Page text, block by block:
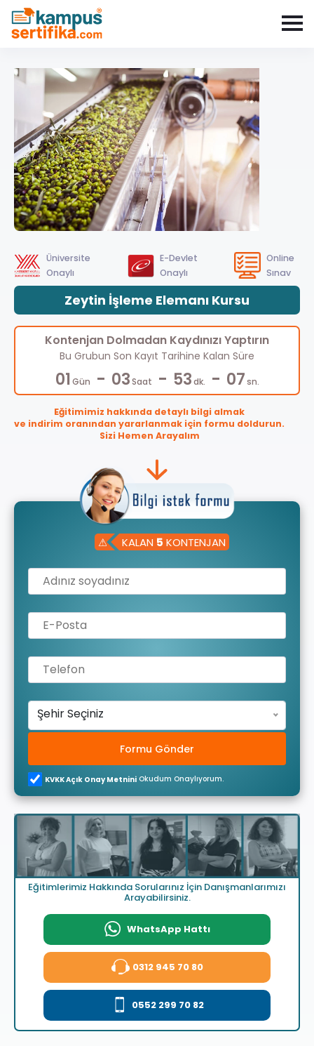
Üniversite
Onaylı
E-Devlet
Onaylı
Online
Sınav
Zeytin İşleme Elemanı Kursu
Kontenjan Dolmadan Kaydınızı Yaptırın
Bu Grubun Son Kayıt Tarihine Kalan Süre
01 Gün - 03Saat - 53dk. - 07sn.
Eğitimimiz hakkında detaylı bilgi almak
ve indirim oranından yararlanmak için formu doldurun.
Sizi Hemen Arayalım
⚠ KALAN 5 KONTENJAN
Şehir Seçiniz
Formu Gönder
KVKK Açık Onay Metnini Okudum Onaylıyorum.
Eğitimlerimiz Hakkında Sorularınız İçin Danışmanlarımızı
Arayabilirsiniz.
WhatsApp Hattı
0312 945 70 80
0552 299 70 82